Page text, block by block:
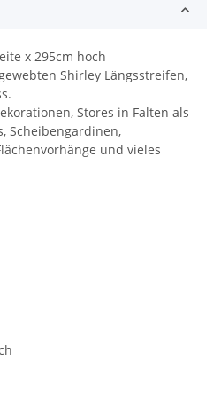
x 295cm hoch
Shirley Längsstreifen,
Stores in Falten als
Scheibengardinen,
und vieles